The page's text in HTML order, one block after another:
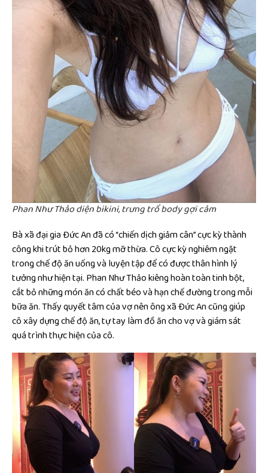
Phan Như Thảo diện bikini, trưng trổ body gợi cảm
Bà xã đại gia Đức An đã có “chiến dịch giảm cân” cực kỳ thành
công khi trút bỏ hơn 20kg mỡ thừa. Cô cực kỳ nghiêm ngặt
trong chế độ ăn uống và luyện tập để có được thân hình lý
tưởng như hiện tại. Phan Như Thảo kiêng hoàn toàn tinh bột,
cắt bỏ những món ăn có chất béo và hạn chế đường trong mỗi
bữa ăn. Thấy quyết tâm của vợ nên ông xã Đức An cũng giúp
cô xây dựng chế độ ăn, tự tay làm đồ ăn cho vợ và giám sát
quá trình thực hiện của cô.